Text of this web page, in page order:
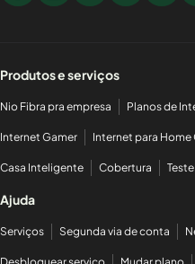
Produtos e serviços
Nio Fibra pra empresa Planos de
Internet Gamer Internet para
Casa Inteligente Cobertura
Ajuda
Serviços Segunda via de conta